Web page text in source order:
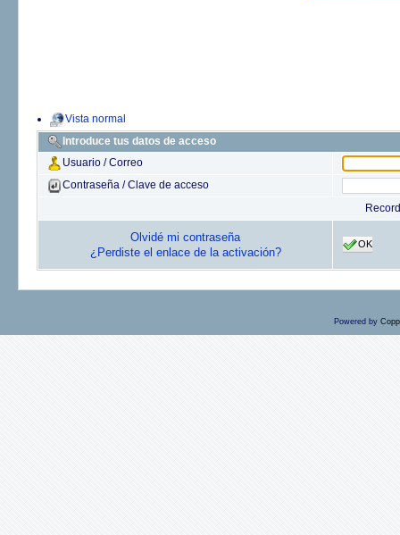
Vista normal
Introduce tus datos de acceso
Usuario / Correo
Contraseña / Clave de acceso
Olvidé mi contraseña
¿Perdiste el enlace de la activación?
OK
Powered by